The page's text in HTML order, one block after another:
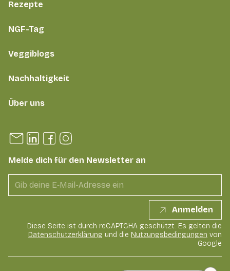
Rezepte
NGF-Tag
Veggiblogs
Nachhaltigkeit
Über uns
Melde dich für den Newsletter an
Anmelden
Diese Seite ist durch reCAPTCHA geschützt. Es gelten die
Datenschutzerklärung und die Nutzungsbedingungen von
Google